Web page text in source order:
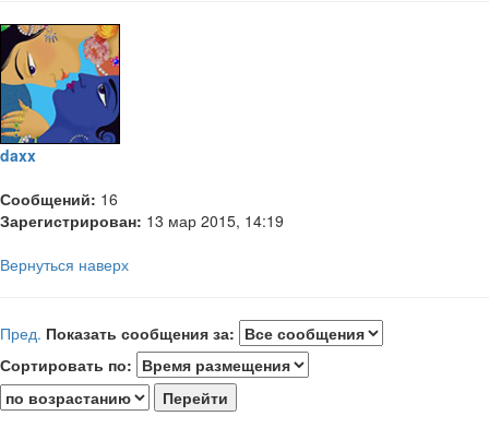
daxx
Сообщений: 16
Зарегистрирован: 13 мар 2015, 14:19
Вернуться наверх
Пред. Показать сообщения за:
Сортировать по: